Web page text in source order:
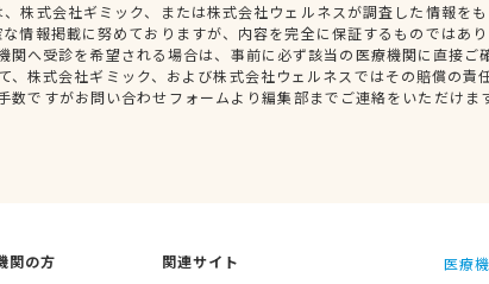
株式会社ギミック、または株式会社ウェルネスが調査した情報を
情報掲載に努めておりますが、内容を完全に保証するものではあ
関へ受診を希望される場合は、事前に必ず該当の医療機関に直接ご
、株式会社ギミック、および株式会社ウェルネスではその賠償の責
数ですがお問い合わせフォームより編集部までご連絡をいただけま
関の方
関連サイト
医療